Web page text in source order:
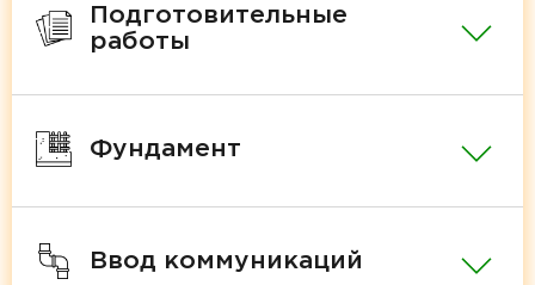
Подготовительные
работы
Фундамент
Ввод коммуникаций